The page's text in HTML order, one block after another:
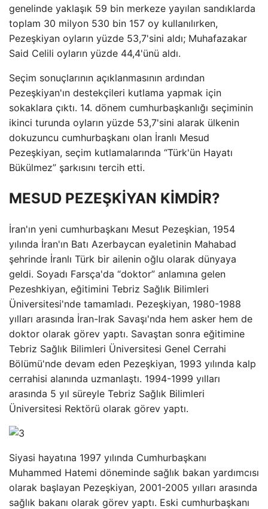
genelinde yaklaşık 59 bin merkeze yayılan sandıklarda
toplam 30 milyon 530 bin 157 oy kullanılırken,
Pezeşkiyan oyların yüzde 53,7'sini aldı; Muhafazakar
Said Celili oyların yüzde 44,4'ünü aldı.
Seçim sonuçlarının açıklanmasının ardından
Pezeşkiyan'ın destekçileri kutlama yapmak için
sokaklara çıktı. 14. dönem cumhurbaşkanlığı seçiminin
ikinci turunda oyların yüzde 53,7'sini alarak ülkenin
dokuzuncu cumhurbaşkanı olan İranlı Mesud
Pezeşkiyan, seçim kutlamalarında “Türk'ün Hayatı
Bükülmez” şarkısını tercih etti.
MESUD PEZEŞKİYAN KİMDİR?
İran'ın yeni cumhurbaşkanı Mesut Pezeşkian, 1954
yılında İran'ın Batı Azerbaycan eyaletinin Mahabad
şehrinde İranlı Türk bir ailenin oğlu olarak dünyaya
geldi. Soyadı Farsça'da “doktor” anlamına gelen
Pezeshkiyan, eğitimini Tebriz Sağlık Bilimleri
Üniversitesi'nde tamamladı. Pezeşkiyan, 1980-1988
yılları arasında İran-Irak Savaşı'nda hem asker hem de
doktor olarak görev yaptı. Savaştan sonra eğitimine
Tebriz Sağlık Bilimleri Üniversitesi Genel Cerrahi
Bölümü'nde devam eden Pezeşkiyan, 1993 yılında kalp
cerrahisi alanında uzmanlaştı. 1994-1999 yılları
arasında 5 yıl süreyle Tebriz Sağlık Bilimleri
Üniversitesi Rektörü olarak görev yaptı.
Siyasi hayatına 1997 yılında Cumhurbaşkanı
Muhammed Hatemi döneminde sağlık bakan yardımcısı
olarak başlayan Pezeşkiyan, 2001-2005 yılları arasında
sağlık bakanı olarak görev yaptı. Eski cumhurbaşkanı